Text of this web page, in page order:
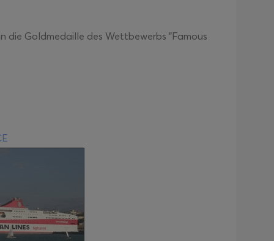
die Goldmedaille des Wettbewerbs "Famous